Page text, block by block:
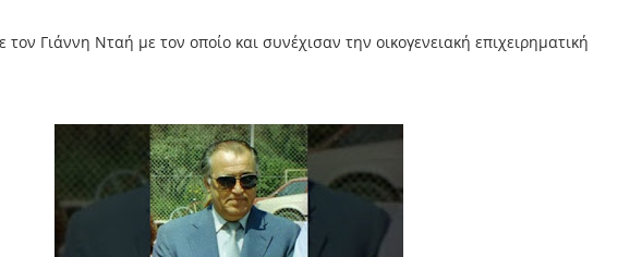
Γιάννη Νταή με τον οποίο και συνέχισαν την οικογενειακή επιχειρηματική